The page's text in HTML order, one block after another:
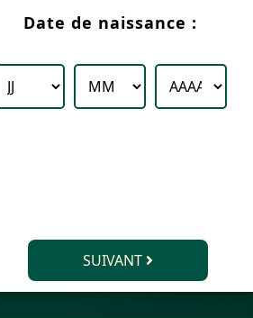
Date de naissance :
SUIVANT